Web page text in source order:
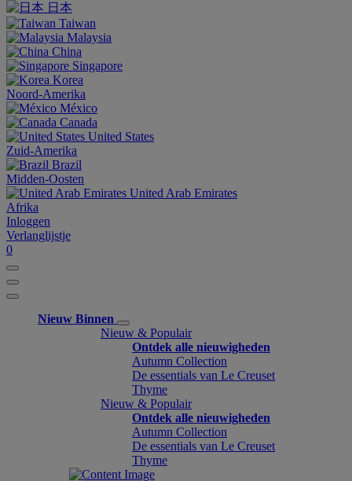
日本
Taiwan
Malaysia
China
Singapore
Korea
Noord-Amerika
México
Canada
United States
Zuid-Amerika
Brazil
Midden-Oosten
United Arab Emirates
Afrika
Inloggen
Verlanglijstje
0
Nieuw Binnen
Nieuw & Populair
Ontdek alle nieuwigheden
Autumn Collection
De essentials van Le Creuset
Thyme
Nieuw & Populair
Ontdek alle nieuwigheden
Autumn Collection
De essentials van Le Creuset
Thyme